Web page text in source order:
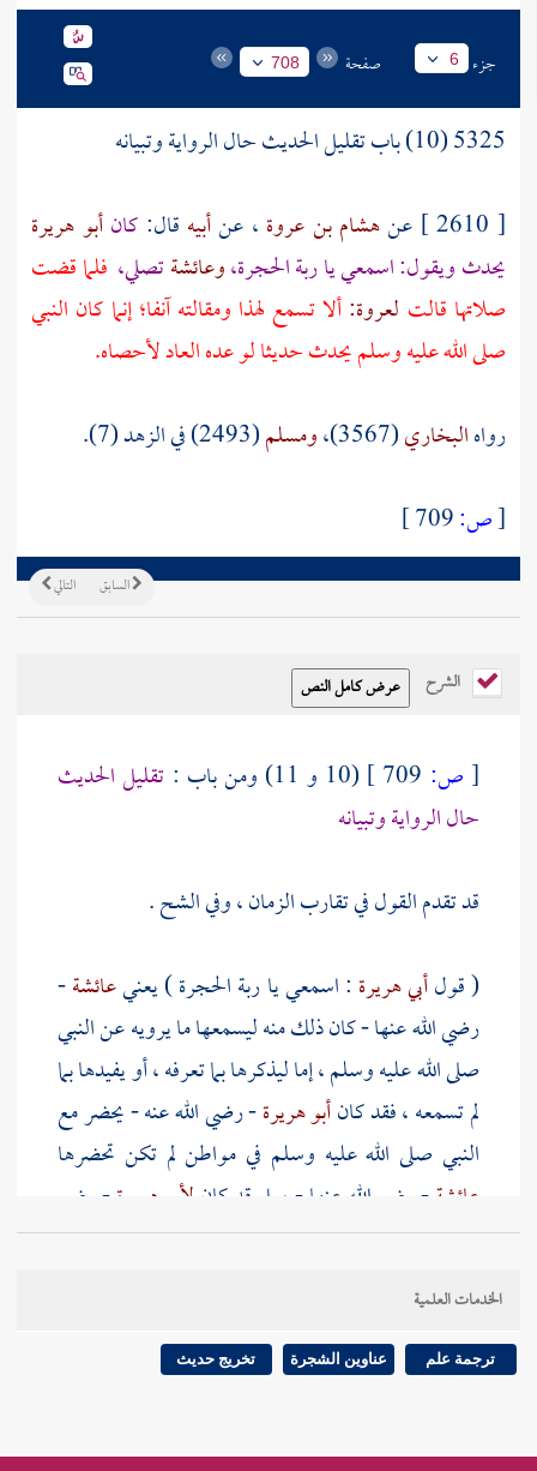
جزء 6 صفحة 708
5325 (10) باب تقليل الحديث حال الرواية وتبيانه
[ 2610 ] عن
هشام بن عروة ، عنأبيه قال: كانأبو هريرة
يحدث ويقول: اسمعي يا ربة الحجرة،وعائشةتصلي، فلما قضت
صلاتها قالت لعروة:ألا تسمع لهذا ومقالته آنفا؛ إنما كان النبي
صلى الله عليه وسلم يحدث حديثا لو عده العاد لأحصاه.
رواهالبخاري(3567)، ومسلم(2493) في الزهد (7).
[ص:
التالي السابق
الشرح
[ص: (10 و 11) ومن باب :
تقليل الحديث
حال الرواية وتبيانه
قد تقدم القول في تقارب الزمان ، وفي الشح .
( قولأبي هريرة : اسمعي يا ربة الحجرة ) يعنيعائشة-
رضي الله عنها - كان ذلك منه ليسمعها ما يرويه عن النبي
صلى الله عليه وسلم ، إما ليذكرها بما تعرفه ، أو يفيدها بما
لم تسمعه ، فقد كانأبو هريرة- رضي الله عنه - يحضر مع
النبي صلى الله عليه وسلم في مواطن لم تكن تحضرها
عائشة- رضي الله عنها - ، بل قد كان لأبي هريرة- رضي
الله عنه - من الملازمة لرسول الله صلى الله عليه وسلم
كما تقدم في مناقبه ، ما لم يكن لغيره من الصحابة - رضي
الله عنهم - ثم قد اتفق له من الخصوصية التي أوجبت له
الحفظ ما لم يتفق لغيره ، فكان عنده من الحديث ما لم يكن
والإكثار منه في المجلس الواحد ؛ لذلك قالت : ما كان
الخدمات العلمية
ترجمة علم عناوين الشجرة تخريج حديث